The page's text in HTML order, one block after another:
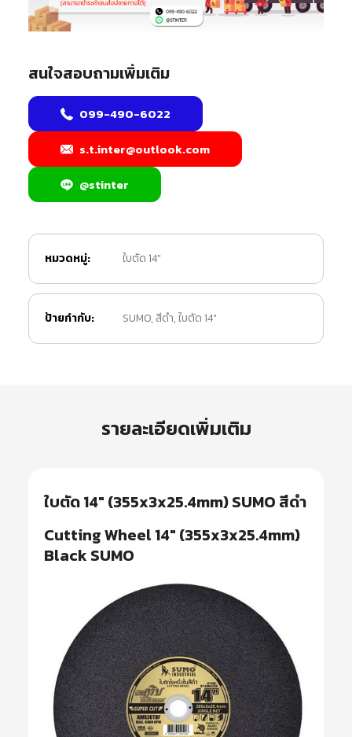
สนใจสอบถามเพิ่มเติม
099-490-6022
s.t.inter@outlook.com
@stinter
หมวดหมู่: ใบตัด 14"
ป้ายกำกับ: SUMO, สีดำ,ใบตัด 14"
รายละเอียดเพิ่มเติม
ใบตัด 14″ (355x3x25.4mm) SUMO สีดำ
Cutting Wheel 14″ (355x3x25.4mm)
Black SUMO